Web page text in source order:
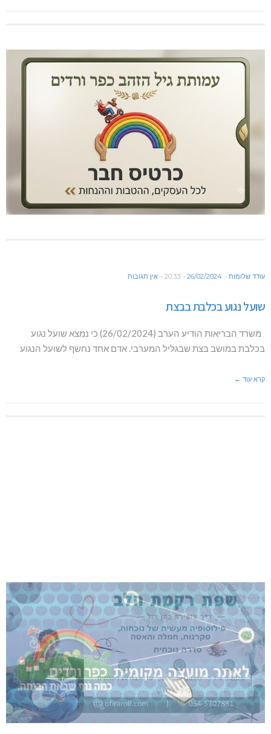
עודד שלומות 26/02/2024
20:33 אין תגובות
שועל נגוע בכלבת בבצת
משרד הבריאות הודיע הערב (26/02/2024) כי נמצא שועל נגוע
בכלבת במושב בצת שבגליל המערבי. אדם אחד נחשף לשועל הנגוע
קרא עוד ←